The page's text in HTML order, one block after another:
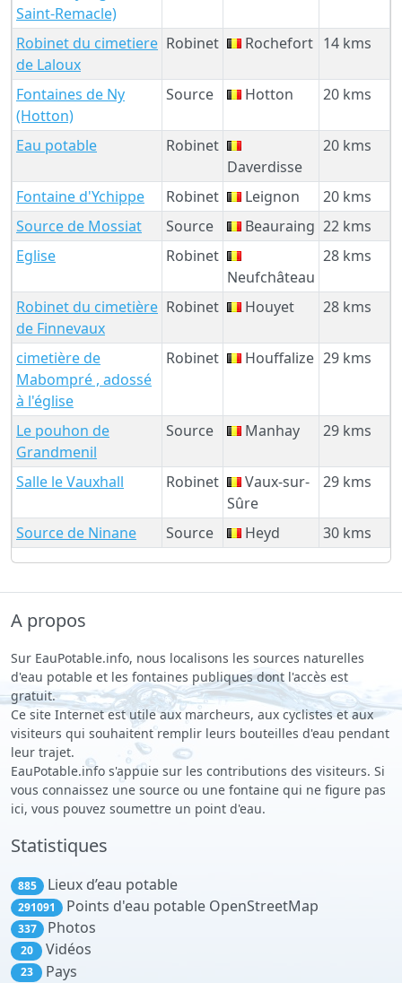
Saint-Remacle)
Robinet du cimetiere
de Laloux
Robinet Rochefort 14 kms
Fontaines de Ny
(Hotton)
Source Hotton 20 kms
Eau potable
Robinet
Daverdisse
20 kms
Fontaine d'Ychippe Robinet Leignon
20 kms
Source de Mossiat
Source Beauraing 22 kms
Eglise
Robinet
Neufchâteau
28 kms
Robinet du cimetière
de Finnevaux
Robinet Houyet 28 kms
cimetière de
Mabompré , adossé
à l'église
Robinet Houffalize 29 kms
Le pouhon de
Grandmenil
Source Manhay 29 kms
Salle le Vauxhall Robinet
Vaux-sur-
Sûre
29 kms
Source de Ninane Source Heyd 30 kms
A propos
Sur EauPotable.info, nous localisons les sources naturelles
d'eau potable et les fontaines publiques dont l'accès est
gratuit.
Ce site Internet est utile aux marcheurs, aux cyclistes et aux
visiteurs qui souhaitent remplir leurs bouteilles d'eau pendant
leur trajet.
EauPotable.info s'appuie sur les contributions des visiteurs. Si
vous connaissez une source ou une fontaine qui ne figure pas
ici, vous pouvez soumettre un point d'eau.
Statistiques
885 Lieux d’eau potable
291091 Points d'eau potable OpenStreetMap
337 Photos
20 Vidéos
23
Pays